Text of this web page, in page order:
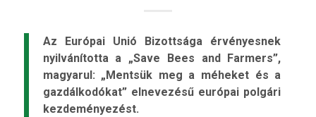
Az Európai Unió Bizottsága érvényesnek
nyilvánította a „Save Bees and Farmers”,
magyarul: „Mentsük meg a méheket és a
gazdálkodókat” elnevezésű európai polgári
kezdeményezést.